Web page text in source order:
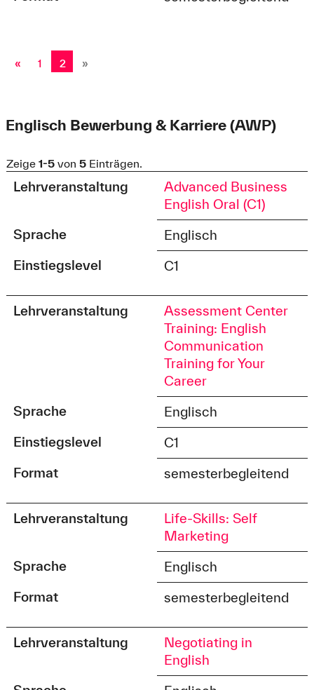
« 1 2 »
Englisch Bewerbung & Karriere (AWP)
Zeige 1-5von 5Einträgen.
Lehrveranstaltung
Advanced Business
English Oral (C1)
Sprache
Englisch
Einstiegslevel
C1
Lehrveranstaltung
Assessment Center
Training: English
Communication
Training for Your
Career
Sprache
Englisch
Einstiegslevel
C1
Format
semesterbegleitend
Lehrveranstaltung
Life-Skills: Self
Marketing
Sprache
Englisch
Format
semesterbegleitend
Lehrveranstaltung
Negotiating in
English